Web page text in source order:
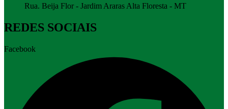
Rua. Beija Flor - Jardim Araras Alta Floresta - MT
REDES SOCIAIS
Facebook